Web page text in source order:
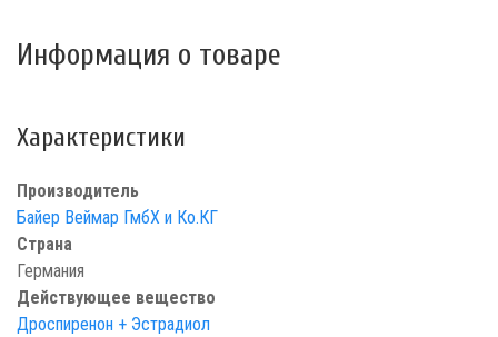
Информация о товаре
Характеристики
Производитель
Байер Веймар ГмбХ и Ко.КГ
Страна
Германия
Действующее вещество
Дроспиренон + Эстрадиол